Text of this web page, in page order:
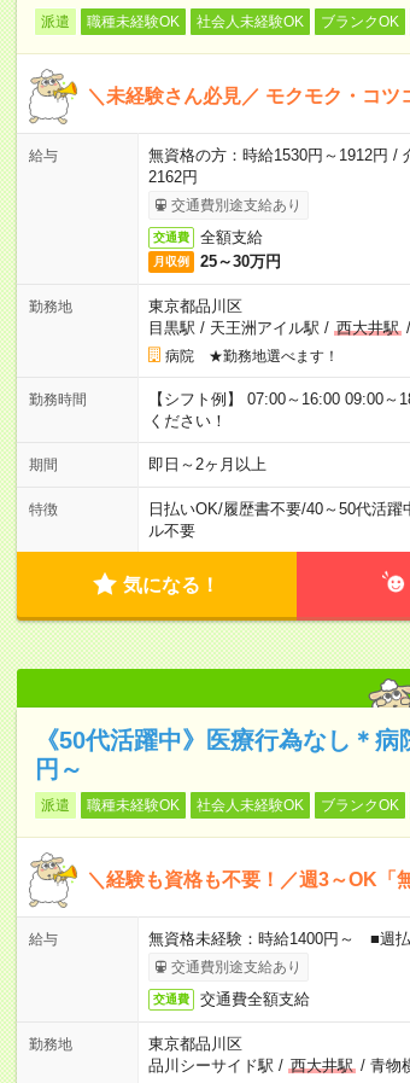
派遣 職種未経験OK 社会人未経験OK ブランクOK
＼未経験さん必見／ モクモク・コ
給与
無資格の方：時給1530円～1912円 /
2162円
交通費別途支給あり
交通費 全額支給
月収例 25～30万円
勤務地
東京都品川区
目黒駅 / 天王洲アイル駅 / 西大井駅/
病院 ★勤務地選べます！
勤務時間
【シフト例】 07:00～16:00 09:00
ください！
期間 即日～2ヶ月以上
特徴 日払いOK/履歴書不要/40～50代活躍
ル不要
気になる！
《50代活躍中》医療行為なし＊
円～
派遣 職種未経験OK 社会人未経験OK ブランクOK
＼経験も資格も不要！／週3～OK「
給与 無資格未経験：時給1400円～ ■週
交通費別途支給あり
交通費 交通費全額支給
勤務地
東京都品川区
品川シーサイド駅 / 西大井駅/ 青物